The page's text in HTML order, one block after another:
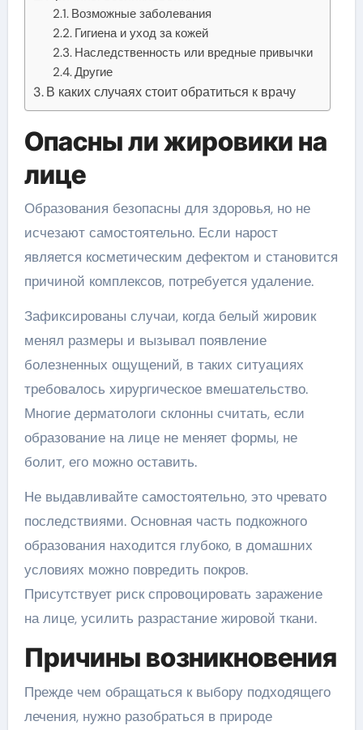
Возможные заболевания
Гигиена и уход за кожей
Наследственность или вредные привычки
Другие
В каких случаях стоит обратиться к врачу
Опасны ли жировики на
лице
Образования безопасны для здоровья, но не
исчезают самостоятельно. Если нарост
является косметическим дефектом и становится
причиной комплексов, потребуется удаление.
Зафиксированы случаи, когда белый жировик
менял размеры и вызывал появление
болезненных ощущений, в таких ситуациях
требовалось хирургическое вмешательство.
Многие дерматологи склонны считать, если
образование на лице не меняет формы, не
болит, его можно оставить.
Не выдавливайте самостоятельно, это чревато
последствиями. Основная часть подкожного
образования находится глубоко, в домашних
условиях можно повредить покров.
Присутствует риск спровоцировать заражение
на лице, усилить разрастание жировой ткани.
Причины возникновения
Прежде чем обращаться к выбору подходящего
лечения, нужно разобраться в природе